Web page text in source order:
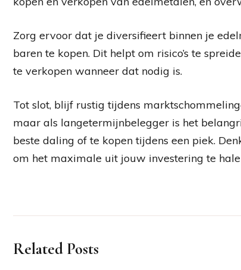
Zorg ervoor dat je diversifieert binnen je
baren te kopen. Dit helpt om risico’s te
te verkopen wanneer dat nodig is.
Tot slot, blijf rustig tijdens
maar als langetermijnbelegger is het
beste daling of te kopen tijdens een piek.
om het maximale uit jouw investering te
Related Posts